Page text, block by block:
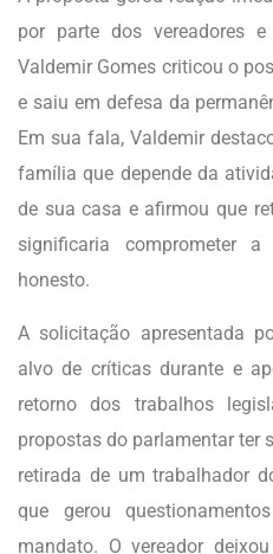
por parte dos vereadores
Valdemir Gomes criticou o
e saiu em defesa da
Em sua fala, Valdemir
família que depende da
de sua casa e afirmou que
significaria comprometer
honesto.
A solicitação apresentada
alvo de críticas durante e
retorno dos trabalhos
propostas do parlamentar ter
retirada de um trabalhador
que gerou
mandato. O vereador